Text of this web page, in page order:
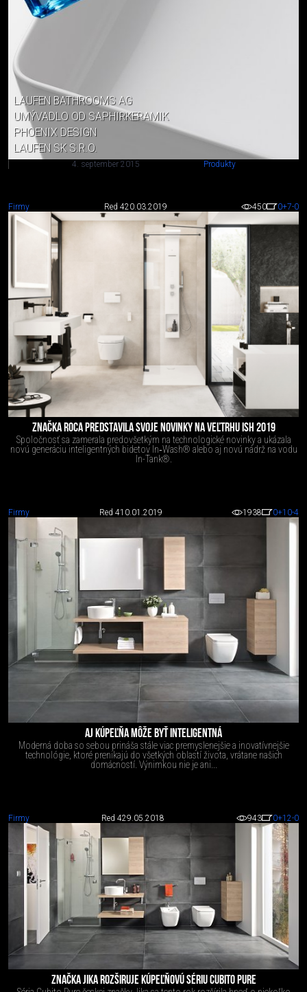
LAUFEN BATHROOMS AG
UMÝVADLO OD SAPHIRKERAMIK
PHOENIX DESIGN
LAUFEN SK S.R.O.
4. september 2015 Produkty
Firmy Red 420.03.2019 450 0+7-0
ZNAČKA ROCA PREDSTAVILA SVOJE NOVINKY NA VEĽTRHU ISH 2019
Spoločnosť sa zamerala predovšetkým na technologické novinky a ukázala
novú generáciu inteligentných bidetov In‑Wash® alebo aj novú nádrž na vodu
In-Tank®.
Firmy Red 410.01.2019 1938 0+10-4
AJ KÚPEĽŇA MÔŽE BYŤ INTELIGENTNÁ
Moderná doba so sebou prináša stále viac premyslenejšie a inovatívnejšie
technológie, ktoré prenikajú do všetkých oblastí života, vrátane našich
domácností. Výnimkou nie je ani...
Firmy Red 429.05.2018 943 0+12-0
ZNAČKA JIKA ROZŠIRUJE KÚPEĽŇOVÚ SÉRIU CUBITO PURE